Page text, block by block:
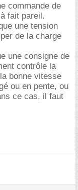
commande de
fait pareil.
une tension
de la charge
une consigne de
contrôle la
bonne vitesse
ou en pente, ou
ce cas, il faut